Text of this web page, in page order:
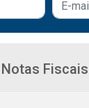
Notas Fiscais